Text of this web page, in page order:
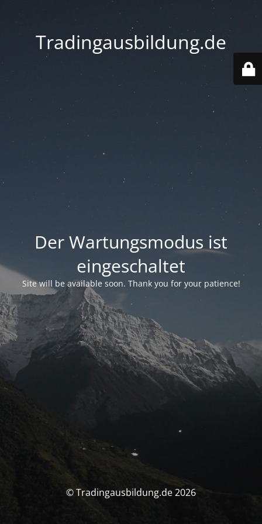
Tradingausbildung.de
Der Wartungsmodus ist
eingeschaltet
Site will be available soon. Thank you for your patience!
© Tradingausbildung.de 2026